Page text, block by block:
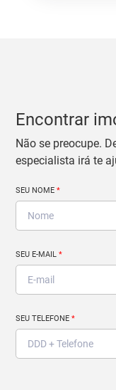
Encontrar
Não se preocupe.
especialista irá te
SEU NOME*
SEU E-MAIL*
SEU TELEFONE*